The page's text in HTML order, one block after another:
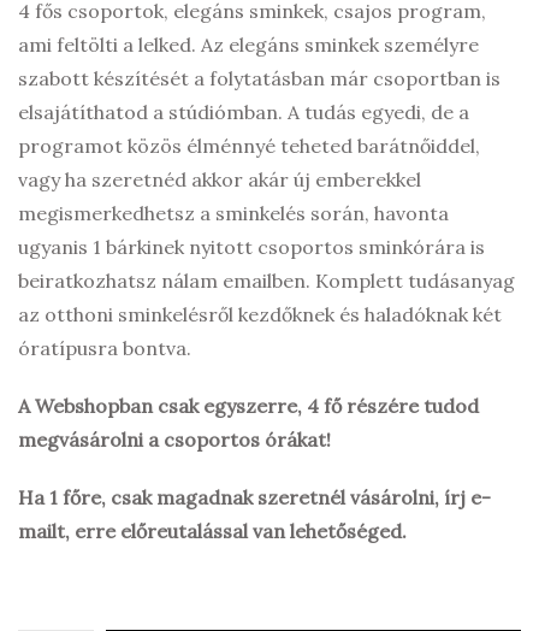
4 fős csoportok, elegáns sminkek, csajos program,
ami feltölti a lelked. Az elegáns sminkek személyre
szabott készítését a folytatásban már csoportban is
elsajátíthatod a stúdiómban. A tudás egyedi, de a
programot közös élménnyé teheted barátnőiddel,
vagy ha szeretnéd akkor akár új emberekkel
megismerkedhetsz a sminkelés során, havonta
ugyanis 1 bárkinek nyitott csoportos sminkórára is
beiratkozhatsz nálam emailben. Komplett tudásanyag
az otthoni sminkelésről kezdőknek és haladóknak két
óratípusra bontva.
A Webshopban csak egyszerre, 4 fő részére tudod
megvásárolni a csoportos órákat!
Ha 1 főre, csak magadnak szeretnél vásárolni, írj e-
mailt, erre előreutalással van lehetőséged.